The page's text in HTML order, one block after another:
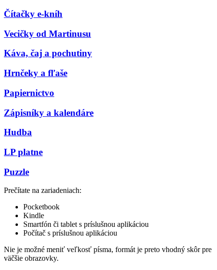
Čítačky e-kníh
Vecičky od Martinusu
Káva, čaj a pochutiny
Hrnčeky a fľaše
Papiernictvo
Zápisníky a kalendáre
Hudba
LP platne
Puzzle
Prečítate na zariadeniach:
Pocketbook
Kindle
Smartfón či tablet s príslušnou aplikáciou
Počítač s príslušnou aplikáciou
Nie je možné meniť veľkosť písma, formát je preto vhodný skôr pre
väčšie obrazovky.